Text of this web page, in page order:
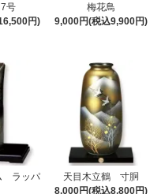
号
円)
梅花鳥
9,000円(税込9,900円)
ラッパ
天目木立鶴 寸胴
8,000円(税込8,800円)